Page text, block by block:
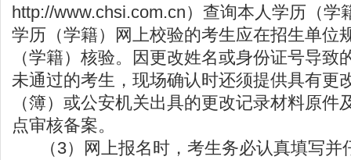
http://www.chsi.com.cn）查询本人学历（学
学历（学籍）网上校验的考生应在招生单位
（学籍）核验。因更改姓名或身份证号导致
未通过的考生，现场确认时还须提供具有更
（簿）或公安机关出具的更改记录材料原件
点审核备案。
（3）网上报名时，考生务必认真填写并